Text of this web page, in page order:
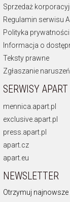
Sprzedaż
Regulamin serwisu
Polityka prywatności
Informacja o
Teksty prawne
Zgłaszanie naruszeń
SERWISY APART
mennica.apart.pl
exclusive.apart.pl
press.apart.pl
apart.cz
apart.eu
NEWSLETTER
Otrzymuj najnowsze